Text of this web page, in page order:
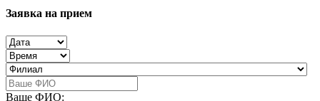
Заявка на прием
Ваше ФИО: